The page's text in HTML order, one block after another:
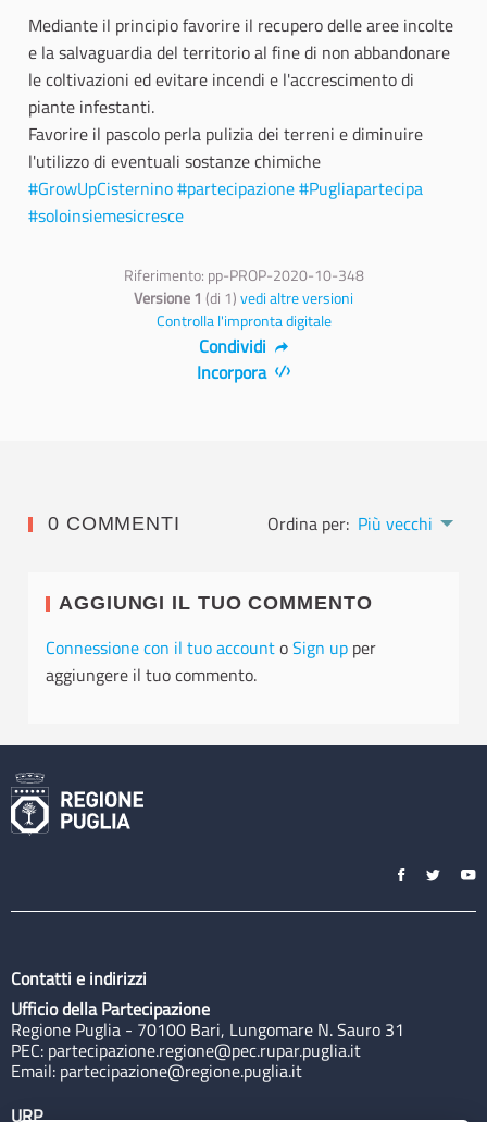
Mediante il principio favorire il recupero delle aree incolte
e la salvaguardia del territorio al fine di non abbandonare
le coltivazioni ed evitare incendi e l'accrescimento di
piante infestanti.
Favorire il pascolo perla pulizia dei terreni e diminuire
l'utilizzo di eventuali sostanze chimiche
#GrowUpCisternino#partecipazione#Pugliapartecipa
#soloinsiemesicresce
Riferimento: pp-PROP-2020-10-348
Versione 1 (di 1)vedi altre versioni
Controlla l'impronta digitale
Condividi
Incorpora
0 COMMENTI Ordina per: Più vecchi
AGGIUNGI IL TUO COMMENTO
Connessione con il tuo accountoSign up per
aggiungere il tuo commento.
Contatti e indirizzi
Ufficio della Partecipazione
Regione Puglia - 70100 Bari, Lungomare N. Sauro 31
PEC: partecipazione.regione@pec.rupar.puglia.it
Email: partecipazione@regione.puglia.it
URP